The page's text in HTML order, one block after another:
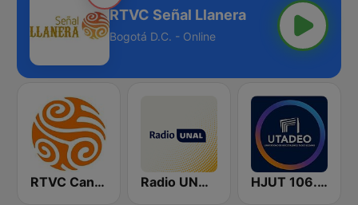
RTVC Señal Llanera
Bogotá D.C. - Online
RTVC Canal Educativo Radio UNAL 98.5 FM Bogotá - National University of Colombia - UNIMEDIOS HJUT 106.9 FM Universidad de Bogotá